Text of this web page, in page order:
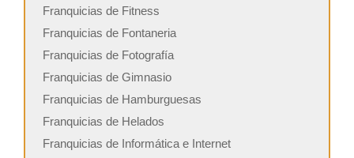
Franquicias de Fitness
Franquicias de Fontaneria
Franquicias de Fotografía
Franquicias de Gimnasio
Franquicias de Hamburguesas
Franquicias de Helados
Franquicias de Informática e Internet